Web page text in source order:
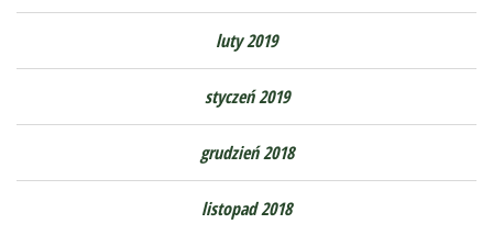
luty 2019
styczeń 2019
grudzień 2018
listopad 2018